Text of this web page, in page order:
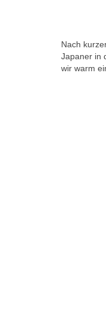
Nach
Japaner in
wir warm